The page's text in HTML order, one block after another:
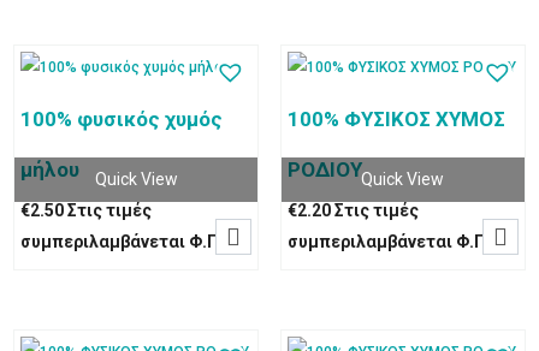
100% φυσικός χυμός
μήλου
€2.50 Στις τιμές
συμπεριλαμβάνεται Φ.Π.Α
Quick View

100% ΦΥΣΙΚΟΣ ΧΥΜΟΣ
ΡΟΔΙΟΥ
€2.20 Στις τιμές
συμπεριλαμβάνεται Φ.Π.Α
Quick View
